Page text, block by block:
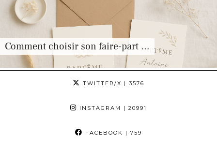
Comment choisir son faire-part …
TWITTER/X | 3576
INSTAGRAM | 20991
FACEBOOK | 759